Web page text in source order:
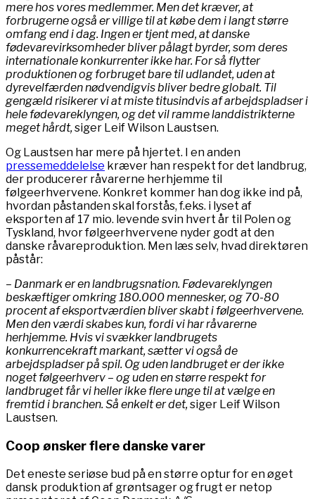
mere hos vores medlemmer. Men det kræver, at
forbrugerne også er villige til at købe dem i langt større
omfang end i dag. Ingen er tjent med, at danske
fødevarevirksomheder bliver pålagt byrder, som deres
internationale konkurrenter ikke har. For så flytter
produktionen og forbruget bare til udlandet, uden at
dyrevelfærden nødvendigvis bliver bedre globalt. Til
gengæld risikerer vi at miste titusindvis af arbejdspladser i
hele fødevareklyngen, og det vil ramme landdistrikterne
meget hårdt,siger Leif Wilson Laustsen.
Og Laustsen har mere på hjertet. I en anden
pressemeddelelse kræver han respekt for det landbrug,
der producerer råvarerne herhjemme til
følgeerhvervene. Konkret kommer han dog ikke ind på,
hvordan påstanden skal forstås, f.eks. i lyset af
eksporten af 17 mio. levende svin hvert år til Polen og
Tyskland, hvor følgeerhvervene nyder godt at den
danske råvareproduktion. Men læs selv, hvad direktøren
påstår:
– Danmark er en landbrugsnation. Fødevareklyngen
beskæftiger omkring 180.000 mennesker, og 70-80
procent af eksportværdien bliver skabt i følgeerhvervene.
Men den værdi skabes kun, fordi vi har råvarerne
herhjemme. Hvis vi svækker landbrugets
konkurrencekraft markant, sætter vi også de
arbejdspladser på spil. Og uden landbruget er der ikke
noget følgeerhverv – og uden en større respekt for
landbruget får vi heller ikke flere unge til at vælge en
fremtid i branchen. Så enkelt er det,siger Leif Wilson
Laustsen.
Coop ønsker flere danske varer
Det eneste seriøse bud på en større optur for en øget
dansk produktion af grøntsager og frugt er netop